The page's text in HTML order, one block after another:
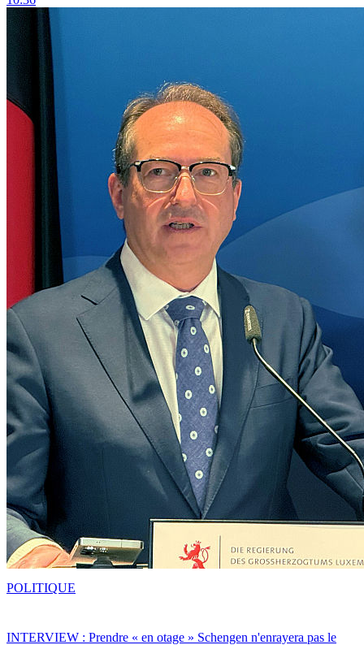
INTERVIEW : Prendre « en otage » Schengen n'enrayera pas le
POLITIQUE